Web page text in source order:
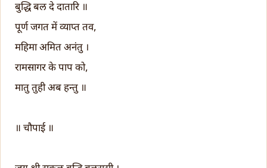
बुद्धि बल दे दातारि ॥
पूर्ण जगत में व्याप्त तव,
महिमा अमित अनंतु ।
रामसागर के पाप को,
मातु तुही अब हन्तु ॥
॥ चौपाई ॥